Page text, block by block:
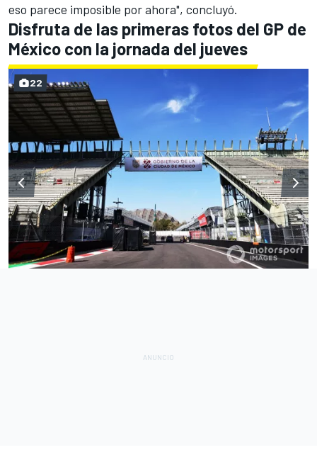
eso parece imposible por ahora", concluyó.
Disfruta de las primeras fotos del GP de
México con la jornada del jueves
22